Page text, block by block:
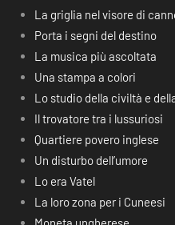
La griglia nel visore di
Porta i segni del destino
La musica più ascoltata
Una stampa a colori
Lo studio della civiltà e
Il trovatore tra i lussuriosi
Quartiere povero inglese
Un disturbo dell’umore
Lo era Vatel
La loro zona per i Cuneesi